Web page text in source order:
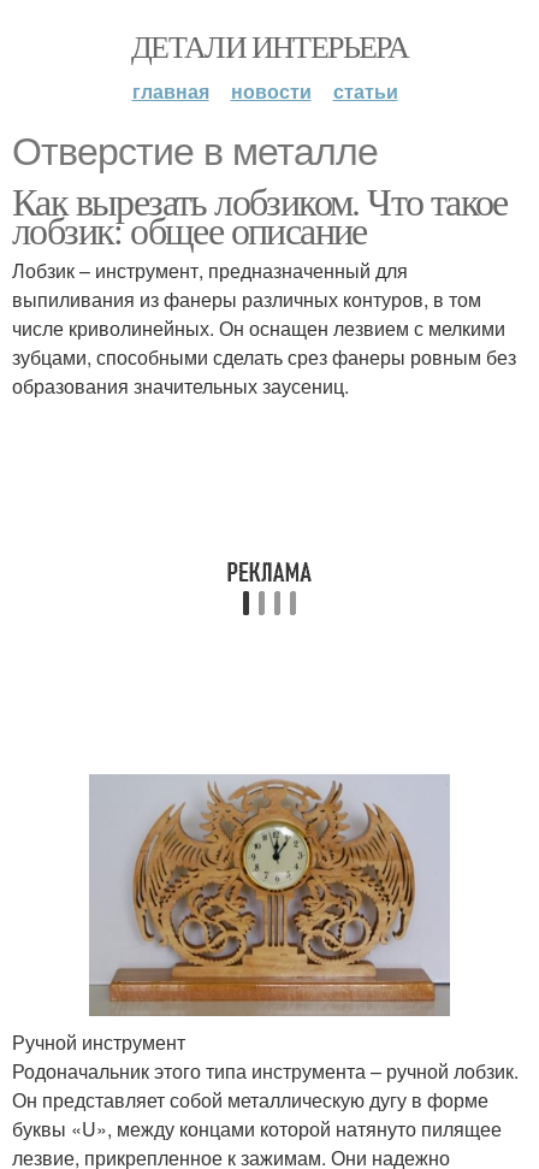
ДЕТАЛИ ИНТЕРЬЕРА
главная новости статьи
Отверстие в металле
Как вырезать лобзиком. Что такое
лобзик: общее описание
Лобзик – инструмент, предназначенный для
выпиливания из фанеры различных контуров, в том
числе криволинейных. Он оснащен лезвием с мелкими
зубцами, способными сделать срез фанеры ровным без
образования значительных заусениц.
Ручной инструмент
Родоначальник этого типа инструмента – ручной лобзик.
Он представляет собой металлическую дугу в форме
буквы «U», между концами которой натянуто пилящее
лезвие, прикрепленное к зажимам. Они надежно